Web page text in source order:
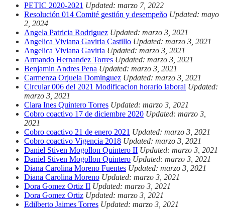
PETIC 2020-2021 Updated: marzo 7, 2022
Resolución 014 Comité gestión y desempeño Updated: mayo
2, 2024
Angela Patricia Rodriguez Updated: marzo 3, 2021
Angelica Viviana Gaviria Castillo Updated: marzo 3, 2021
Angelica Viviana Gaviria Updated: marzo 3, 2021
Armando Hernandez Torres Updated: marzo 3, 2021
Benjamin Andres Pena Updated: marzo 3, 2021
Carmenza Orjuela Dominguez Updated: marzo 3, 2021
Circular 006 del 2021 Modificacion horario laboral Updated:
marzo 3, 2021
Clara Ines Quintero Torres Updated: marzo 3, 2021
Cobro coactivo 17 de diciembre 2020 Updated: marzo 3,
2021
Cobro coactivo 21 de enero 2021 Updated: marzo 3, 2021
Cobro coactivo Vigencia 2018 Updated: marzo 3, 2021
Daniel Stiven Mogollon Quintero II Updated: marzo 3, 2021
Daniel Stiven Mogollon Quintero Updated: marzo 3, 2021
Diana Carolina Moreno Fuentes Updated: marzo 3, 2021
Diana Carolina Moreno Updated: marzo 3, 2021
Dora Gomez Ortiz II Updated: marzo 3, 2021
Dora Gomez Ortiz Updated: marzo 3, 2021
Edilberto Jaimes Torres Updated: marzo 3, 2021